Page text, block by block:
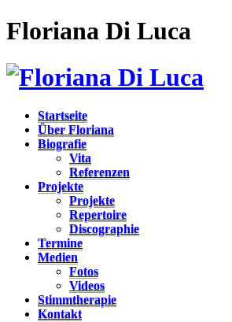
Floriana Di Luca
Startseite
Über Floriana
Biografie
Vita
Referenzen
Projekte
Projekte
Repertoire
Discographie
Termine
Medien
Fotos
Videos
Stimmtherapie
Kontakt